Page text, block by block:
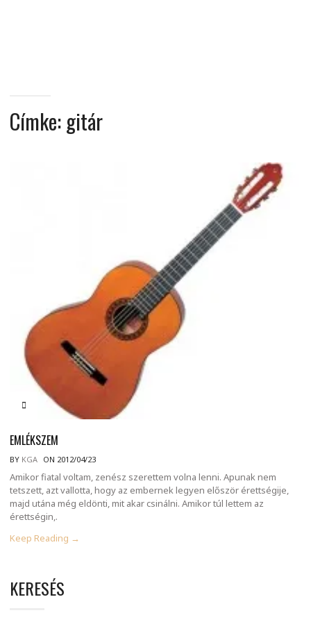
Címke: gitár
EMLÉKSZEM
BY KGA ON 2012/04/23
Amikor fiatal voltam, zenész szerettem volna lenni. Apunak nem
tetszett, azt vallotta, hogy az embernek legyen először érettségije,
majd utána még eldönti, mit akar csinálni. Amikor túl lettem az
érettségin,.
Keep Reading →
KERESÉS